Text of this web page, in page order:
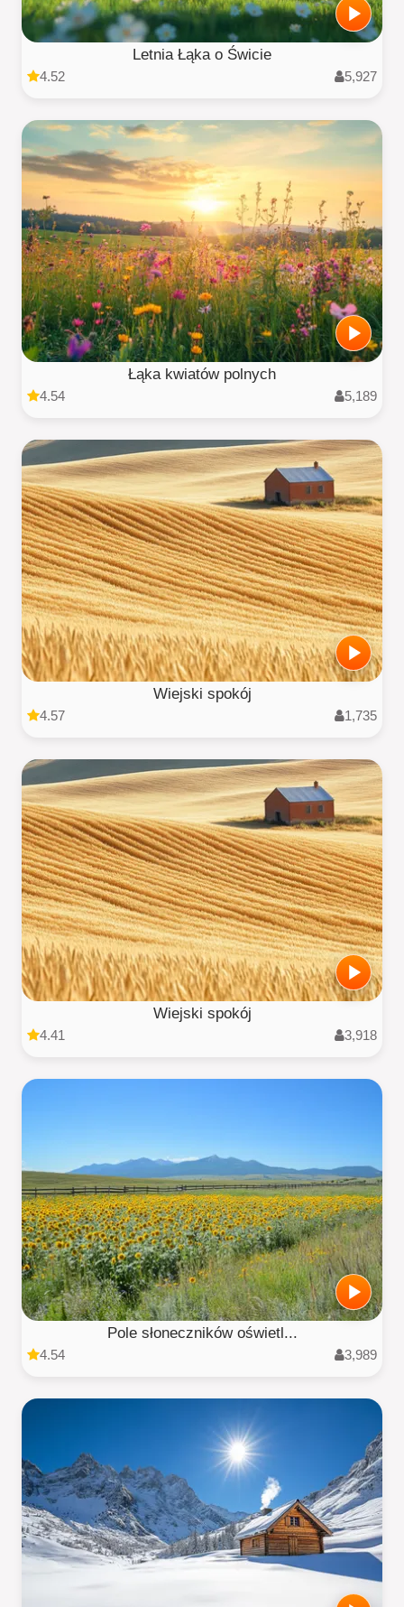
Letnia Łąka o Świcie
4.52 5,927
Łąka kwiatów polnych
4.54 5,189
Wiejski spokój
4.57 1,735
Wiejski spokój
4.41 3,918
Pole słoneczników oświetl...
4.54 3,989